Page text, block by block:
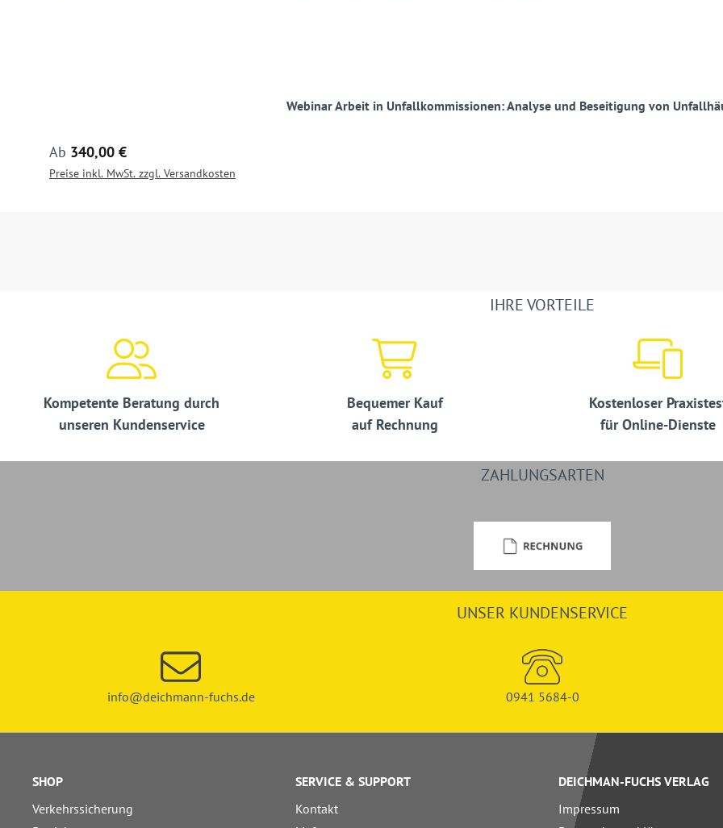
Webinar Arbeit in Unfallkommissionen: Analyse und Beseitigung von
Regulärer Preis:
Ab 340,00 €
Preise inkl. MwSt. zzgl. Versandkosten
IHRE VORTEILE
Kompetente Beratung durch
unseren Kundenservice
Bequemer Kauf
auf Rechnung
Kostenloser
für Online-Dienste
ZAHLUNGSARTEN
UNSER KUNDENSERVICE
info@deichmann-fuchs.de 0941 5684-0
SHOP
Verkehrssicherung
SERVICE & SUPPORT
Kontakt
DEICHMAN-FUCHS VERLAG
Impressum